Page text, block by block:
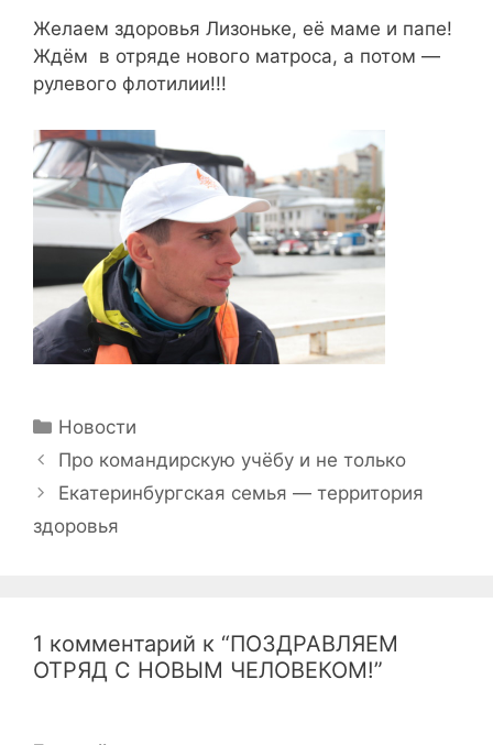
Желаем здоровья Лизоньке, её маме и папе!
Ждём в отряде нового матроса, а потом —
рулевого флотилии!!!
Рубрики
Новости
Навигация
записи
Про командирскую учёбу и не только
Екатеринбургская семья — территория
здоровья
1 комментарий к “ПОЗДРАВЛЯЕМ
ОТРЯД С НОВЫМ ЧЕЛОВЕКОМ!”